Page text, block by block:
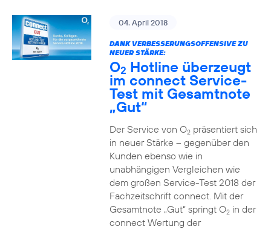
04. April 2018
DANK VERBESSERUNGSOFFENSIVE ZU
NEUER STÄRKE:
O2 Hotline überzeugt
im connect Service-
Test mit Gesamtnote
„Gut“
Der Service von O2präsentiert sich
in neuer Stärke – gegenüber den
Kunden ebenso wie in
unabhängigen Vergleichen wie
dem großen Service-Test 2018 der
Fachzeitschrift connect. Mit der
Gesamtnote „Gut“ springt O2in der
connect Wertung der